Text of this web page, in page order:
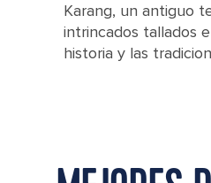
Karang, un antiguo
intrincados tallados
historia y las